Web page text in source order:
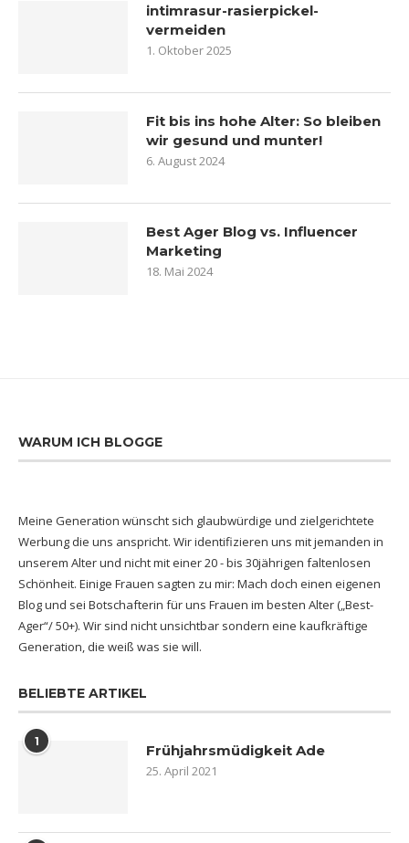
intimrasur-rasierpickel-
vermeiden
1. Oktober 2025
Fit bis ins hohe Alter: So bleiben
wir gesund und munter!
6. August 2024
Best Ager Blog vs. Influencer
Marketing
18. Mai 2024
WARUM ICH BLOGGE
Meine Generation wünscht sich glaubwürdige und zielgerichtete
Werbung die uns anspricht. Wir identifizieren uns mit jemanden in
unserem Alter und nicht mit einer 20 - bis 30jährigen faltenlosen
Schönheit. Einige Frauen sagten zu mir: Mach doch einen eigenen
Blog und sei Botschafterin für uns Frauen im besten Alter („Best-
Ager“/ 50+). Wir sind nicht unsichtbar sondern eine kaufkräftige
Generation, die weiß was sie will.
BELIEBTE ARTIKEL
1 Frühjahrsmüdigkeit Ade
25. April 2021